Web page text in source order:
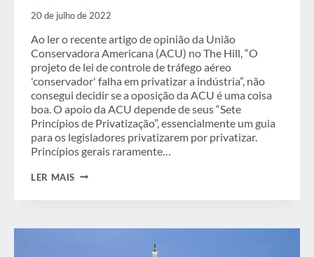
JOHNSON
WI)
20 de julho de 2022
Ao ler o recente artigo de opinião da União
Conservadora Americana (ACU) no The Hill, “O
projeto de lei de controle de tráfego aéreo
'conservador' falha em privatizar a indústria”, não
consegui decidir se a oposição da ACU é uma coisa
boa. O apoio da ACU depende de seus “Sete
Princípios de Privatização”, essencialmente um guia
para os legisladores privatizarem por privatizar.
Princípios gerais raramente…
LER MAIS ACU
ATC